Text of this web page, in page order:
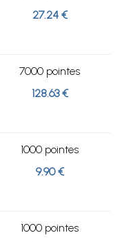
27.24 €
7000 pointes
128.63 €
1000 pointes
9.90 €
1000 pointes